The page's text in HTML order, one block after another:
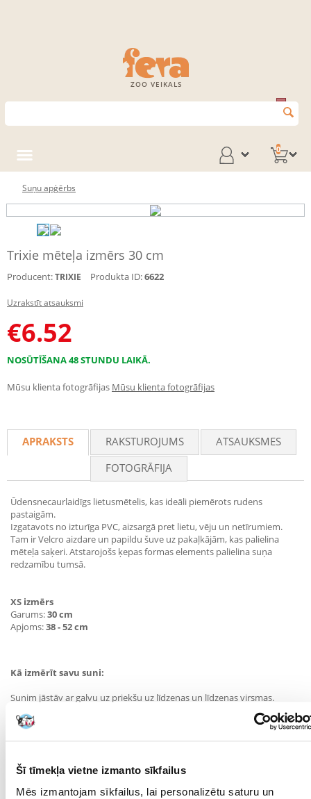
Šī tīmekļa vietne izmanto sīkfailus
Mēs izmantojam sīkfailus, lai personalizētu saturu un
ZOO VEIKALS
0
Suņu apģērbs
Trixie mēteļa izmērs 30 cm
Producent:TRIXIE Produkta ID:6622
Uzrakstīt atsauksmi
€6.52
NOSŪTĪŠANA 48 STUNDU LAIKĀ.
Mūsu klienta fotogrāfijas Mūsu klienta fotogrāfijas
APRAKSTS RAKSTUROJUMS
ATSAUKSMES
FOTOGRĀFIJA
Ūdensnecaurlaidīgs lietusmētelis, kas ideāli piemērots rudens
pastaigām.
Izgatavots no izturīga PVC, aizsargā pret lietu, vēju un netīrumiem.
Tam ir Velcro aizdare un papildu šuve uz pakaļkājām, kas palielina
mēteļa saķeri. Atstarojošs ķepas formas elements palielina suņa
redzamību tumsā.
XS izmērs
Garums:30 cm
Apjoms:38 - 52 cm
Kā izmērīt savu suni:
Sunim jāstāv ar galvu uz priekšu uz līdzenas un līdzenas virsmas.
(aptuveni aiz 2.
kakla skriemeļa)
galam (aptuveni krustu kaula galu līmenī).
KRĀSA: Bezkrāsaina